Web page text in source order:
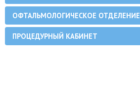
ОФТАЛЬМОЛОГИЧЕСКОЕ ОТДЕЛЕНИЕ
ПРОЦЕДУРНЫЙ КАБИНЕТ